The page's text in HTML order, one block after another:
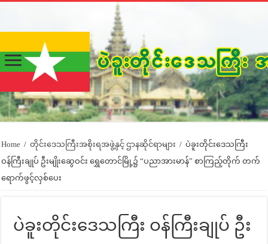
Home / တိုင်းဒေသကြီးအစိုးရအဖွဲ့နှင့် ဌာနဆိုင်ရာများ / ပဲခူးတိုင်းဒေသကြီး
ဝန်ကြီးချုပ် ဦးမျိုးဆွေဝင်း ရွှေတောင်မြို့၌ “ပညာအားမာန်” စာကြည့်တိုက် တက်
ရောက်ဖွင့်လှစ်ပေး
ပဲခူးတိုင်းဒေသကြီး ဝန်ကြီးချုပ် ဦး